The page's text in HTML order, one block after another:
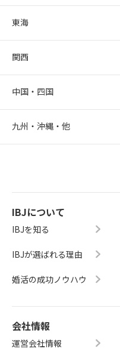
東海
関西
中国・四国
九州・沖縄・他
IBJについて
IBJを知る
IBJが選ばれる理由
婚活の成功ノウハウ
会社情報
運営会社情報